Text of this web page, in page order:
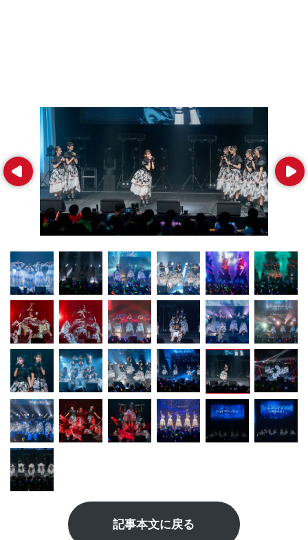
Prev Next
記事本文に戻る